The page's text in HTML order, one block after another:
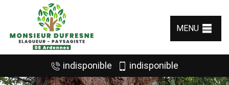
MENU
indisponible indisponible